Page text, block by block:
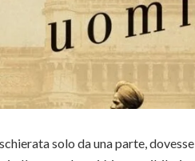
solo da una parte, dovesse